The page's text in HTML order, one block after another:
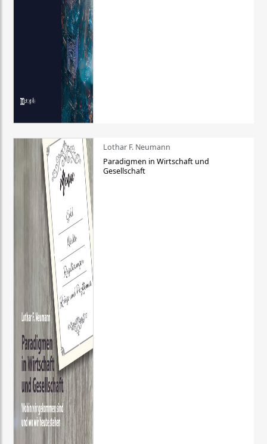
Lothar F. Neumann
Paradigmen in Wirtschaft und
Gesellschaft